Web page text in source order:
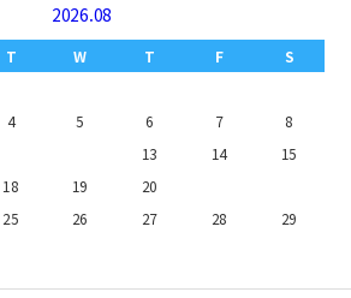
2026.08
T W T F
S
4 5 6 7
8
13 14
15
18 19 20
25 26 27 28
29